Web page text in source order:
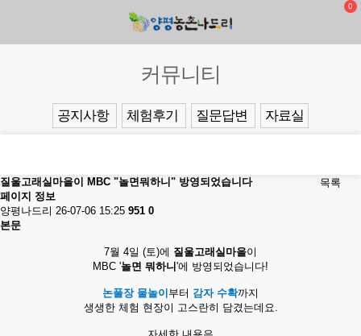
0
커뮤니티
공지사항 체험후기 질문답변 자료실
목록
질울고래실마을이 MBC "놀면뭐하니" 방영되었습니다
페이지 정보
양평나드리 26-07-06 15:25 951 0
본문
7월 4일 (토)에 질울고래실마을이
MBC '놀면 뭐하니 '에 방영되었습니다!
논풀장 물놀이 부터 감자 수확까지
생생한 체험 현장이 고스란히 담겼는데요.